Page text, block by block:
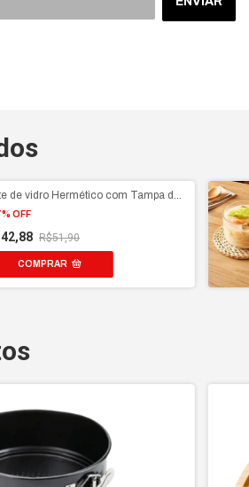
de vidro Hermético com Tampa de
Pote organizador
% OFF
R$51,90
COMPRAR